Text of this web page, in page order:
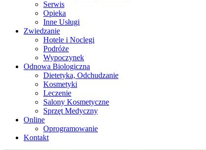
Serwis
Opieka
Inne Usługi
Zwiedzanie
Hotele i Noclegi
Podróże
Wypoczynek
Odnowa Biologiczna
Dietetyka, Odchudzanie
Kosmetyki
Leczenie
Salony Kosmetyczne
Sprzęt Medyczny
Online
Oprogramowanie
Kontakt